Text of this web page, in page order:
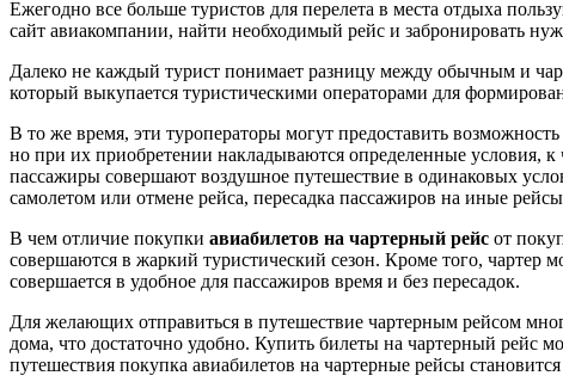
Ежегодно все больше туристов для перелета в места отдыха
сайт авиакомпании, найти необходимый рейс и забронировать
Далеко не каждый турист понимает разницу между обычным и
который выкупается туристическими операторами для
В то же время, эти туроператоры могут предоставить
но при их приобретении накладываются определенные условия,
пассажиры совершают воздушное путешествие в одинаковых
самолетом или отмене рейса, пересадка пассажиров на иные
В чем отличие покупки авиабилетов на чартерный рейс от
совершаются в жаркий туристический сезон. Кроме того, чартер
совершается в удобное для пассажиров время и без пересадок.
Для желающих отправиться в путешествие чартерным рейсом
дома, что достаточно удобно. Купить билеты на чартерный рейс
путешествия покупка авиабилетов на чартерные рейсы